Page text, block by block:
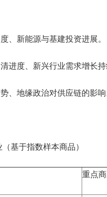
、新能源与基建投资进展。
进度、新兴行业需求增长
、地缘政治对供应链的影
基于指数样本商品）
重点